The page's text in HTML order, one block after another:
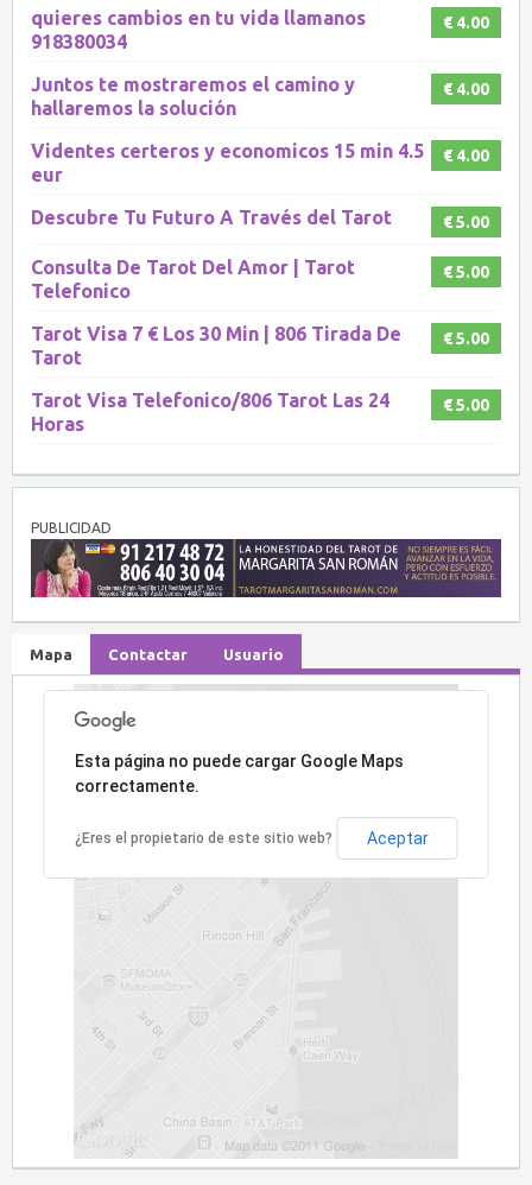
€ 4.00
quieres cambios en tu vida llamanos
918380034
€ 4.00
Juntos te mostraremos el camino y
hallaremos la solución
€ 4.00
Videntes certeros y economicos 15 min 4.5
eur
€ 5.00
Descubre Tu Futuro A Través del Tarot
€ 5.00
Consulta De Tarot Del Amor | Tarot
Telefonico
€ 5.00
Tarot Visa 7 € Los 30 Min | 806 Tirada De
Tarot
€ 5.00
Tarot Visa Telefonico/806 Tarot Las 24
Horas
PUBLICIDAD
Mapa Contactar Usuario
Lo sentimos, la dirección no ha sido encontrada.
Esta página no puede cargar Google Maps
correctamente.
¿Eres el propietario de este sitio web? Aceptar